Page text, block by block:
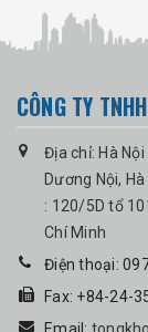
CÔNG TY
Địa chỉ: Hà
Dương Nội,
: 120/5D tổ
Chí Minh
Điện thoại:
Fax: +84-24-